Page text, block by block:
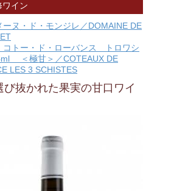
ワイン
ーヌ・ド・モンジレ／DOMAINE DE
コトー・ド・ローバンス トロワシ
＜極甘＞／COTEAUX DE
LES 3 SCHISTES
び抜かれた果実の甘口ワイ